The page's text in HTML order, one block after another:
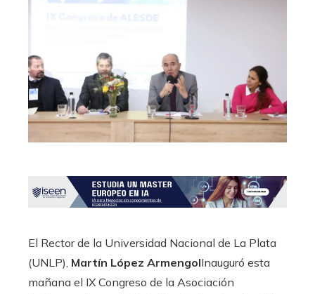
El Rector de la Universidad Nacional de La Plata
(UNLP), Martín López ArmengolInauguró esta
mañana el IX Congreso de la Asociación